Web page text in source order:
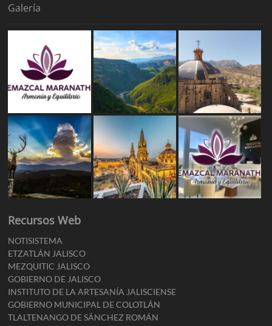
Galería
Recursos Web
NOTISISTEMA
ETZATLÁN JALISCO
MEZQUITIC JALISCO
GOBIERNO DE JALISCO
INSTITUTO DE LA ARTESANÍA JALISCIENSE
GOBIERNO MUNICIPAL DE COLOTLÁN
TLALTENANGO DE SÁNCHEZ ROMÁN